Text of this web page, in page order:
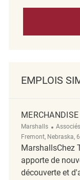
EMPLOIS
Marshalls Catégorie
Fremont, Nebraska,
MarshallsChez
apporte de
découverte et